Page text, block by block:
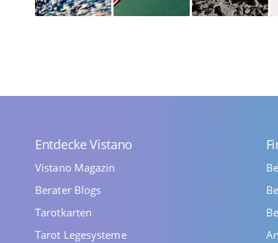
Entdecke Vistano
Vistano Magazin
Berater Blogs
Tarotkarten
Tarot Legesysteme